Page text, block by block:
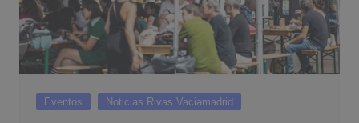
Eventos Noticias Rivas Vaciamadrid